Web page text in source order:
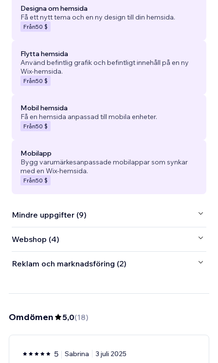
Designa om hemsida
Få ett nytt tema och en ny design till din hemsida.
Från50 $
Flytta hemsida
Använd befintlig grafik och befintligt innehåll på en ny
Wix-hemsida.
Från50 $
Mobil hemsida
Få en hemsida anpassad till mobila enheter.
Från50 $
Mobilapp
Bygg varumärkesanpassade mobilappar som synkar
med en Wix-hemsida.
Från50 $
Mindre uppgifter (9)
Webshop (4)
Reklam och marknadsföring (2)
Omdömen 5,0(18)
5 Sabrina 3 juli 2025